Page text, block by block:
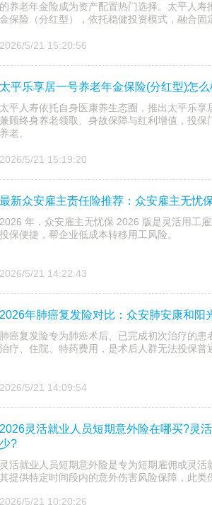
的养老年金险成为资产配置热门选择。太平人
金保险（分红型），依托稳健投资模式，融合固
2026/5/21 15:20:56
太平乐享居一号养老年金保险(分红型)怎
太平人寿依托自身医康养生态圈，推出太平乐享
兼顾终身养老领取、身故保障与红利增值，投保
养老。
2026/5/21 15:19:20
最新众安雇主责任险推荐：众安雇主无忧
2026 年，众安雇主无忧保 2026 版是灵活用工
投保便捷，帮企业低成本转移用工风险。
2026/5/21 14:22:43
2026年肺癌复发险对比：众安肺安康和阳
肺癌复发险专为肺癌术后、已完成初次治疗的
治疗、住院、特药费用，是术后人群无法投保普
2026/5/21 14:09:54
2026灵活就业人员短期意外险在哪买?灵
少?
灵活就业人员短期意外险是专为短期雇佣或灵
其提供特定时间段内的意外伤害风险保障，此类
2026/5/21 10:20:26